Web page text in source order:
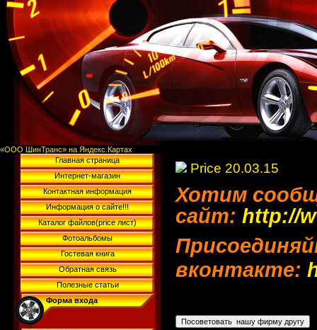
«ООО ШинТранс» на Яндекс.Картах
Главная страница
Интернет-магазин
Контактная информация
Информация о сайте!!!
Каталог файлов(price лист)
Фотоальбомы
Гостевая книга
Обратная связь
Полезные статьи
Форма входа
Price 20.03.15
Хотим
сайт: http://
вконтакте: